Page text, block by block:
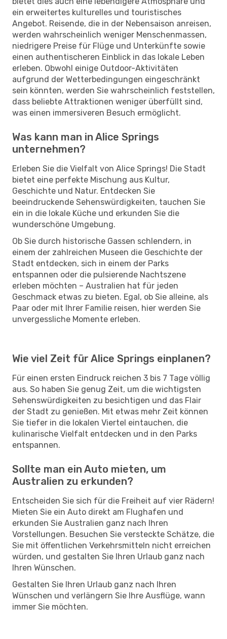
ein erweitertes kulturelles und touristisches
Angebot. Reisende, die in der Nebensaison anreisen,
werden wahrscheinlich weniger Menschenmassen,
niedrigere Preise für Flüge und Unterkünfte sowie
einen authentischeren Einblick in das lokale Leben
erleben. Obwohl einige Outdoor-Aktivitäten
aufgrund der Wetterbedingungen eingeschränkt
sein könnten, werden Sie wahrscheinlich feststellen,
dass beliebte Attraktionen weniger überfüllt sind,
was einen immersiveren Besuch ermöglicht.
Was kann man in Alice Springs
unternehmen?
Erleben Sie die Vielfalt von Alice Springs! Die Stadt
bietet eine perfekte Mischung aus Kultur,
Geschichte und Natur. Entdecken Sie
beeindruckende Sehenswürdigkeiten, tauchen Sie
ein in die lokale Küche und erkunden Sie die
wunderschöne Umgebung.
Ob Sie durch historische Gassen schlendern, in
einem der zahlreichen Museen die Geschichte der
Stadt entdecken, sich in einem der Parks
entspannen oder die pulsierende Nachtszene
erleben möchten – Australien hat für jeden
Geschmack etwas zu bieten. Egal, ob Sie alleine, als
Paar oder mit Ihrer Familie reisen, hier werden Sie
unvergessliche Momente erleben.
Wie viel Zeit für Alice Springs einplanen?
Für einen ersten Eindruck reichen 3 bis 7 Tage völlig
aus. So haben Sie genug Zeit, um die wichtigsten
Sehenswürdigkeiten zu besichtigen und das Flair
der Stadt zu genießen. Mit etwas mehr Zeit können
Sie tiefer in die lokalen Viertel eintauchen, die
kulinarische Vielfalt entdecken und in den Parks
entspannen.
Sollte man ein Auto mieten, um
Australien zu erkunden?
Entscheiden Sie sich für die Freiheit auf vier Rädern!
Mieten Sie ein Auto direkt am Flughafen und
erkunden Sie Australien ganz nach Ihren
Vorstellungen. Besuchen Sie versteckte Schätze, die
Sie mit öffentlichen Verkehrsmitteln nicht erreichen
würden, und gestalten Sie Ihren Urlaub ganz nach
Ihren Wünschen.
Gestalten Sie Ihren Urlaub ganz nach Ihren
Wünschen und verlängern Sie Ihre Ausflüge, wann
immer Sie möchten.